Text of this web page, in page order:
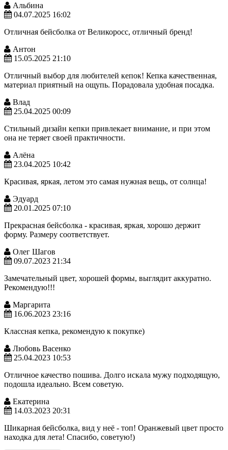
Альбина
04.07.2025 16:02
Отличная бейсболка от Великоросс, отличный бренд!
Антон
15.05.2025 21:10
Отличный выбор для любителей кепок! Кепка качественная,
материал приятный на ощупь. Порадовала удобная посадка.
Влад
25.04.2025 00:09
Стильный дизайн кепки привлекает внимание, и при этом
она не теряет своей практичности.
Алёна
23.04.2025 10:42
Красивая, яркая, летом это самая нужная вещь, от солнца!
Эдуард
20.01.2025 07:10
Прекрасная бейсболка - красивая, яркая, хорошо держит
форму. Размеру соответствует.
Олег Шагов
09.07.2023 21:34
Замечательный цвет, хорошей формы, выглядит аккуратно.
Рекомендую!!!
Маргарита
16.06.2023 23:16
Классная кепка, рекомендую к покупке)
Любовь Васенко
25.04.2023 10:53
Отличное качество пошива. Долго искала мужу подходящую,
подошла идеально. Всем советую.
Екатерина
14.03.2023 20:31
Шикарная бейсболка, вид у неё - топ! Оранжевый цвет просто
находка для лета! Спасибо, советую!)